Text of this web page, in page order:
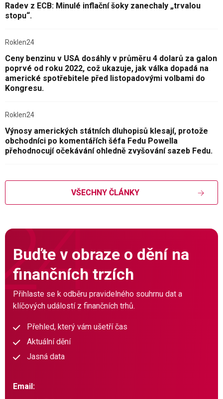
Radev z ECB: Minulé inflační šoky zanechaly „trvalou
stopu“.
Roklen24
Ceny benzinu v USA dosáhly v průměru 4 dolarů za galon
poprvé od roku 2022, což ukazuje, jak válka dopadá na
americké spotřebitele před listopadovými volbami do
Kongresu.
Roklen24
Výnosy amerických státních dluhopisů klesají, protože
obchodníci po komentářích šéfa Fedu Powella
přehodnocují očekávání ohledně zvyšování sazeb Fedu.
VŠECHNY ČLÁNKY
Buďte v obraze o dění na
finančních trzích
Přihlaste se k odběru pravidelného souhrnu dat a
klíčových událostí z finančních trhů.
Přehled, který vám ušetří čas
Aktuální dění
Jasná data
Email: